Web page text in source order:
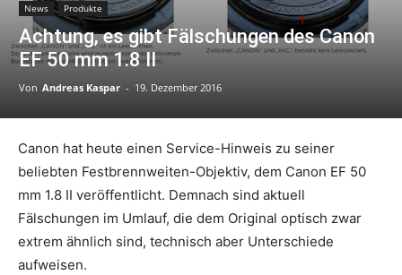
News Produkte
Achtung, es gibt Fälschungen des Canon
EF 50 mm 1.8 II
Von Andreas Kaspar - 19. Dezember 2016
Canon hat heute einen Service-Hinweis zu seiner
beliebten Festbrennweiten-Objektiv, dem Canon EF 50
mm 1.8 II veröffentlicht. Demnach sind aktuell
Fälschungen im Umlauf, die dem Original optisch zwar
extrem ähnlich sind, technisch aber Unterschiede
aufweisen.